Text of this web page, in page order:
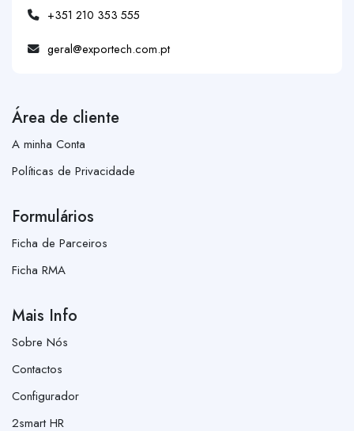
+351 210 353 555
geral@exportech.com.pt
Área de cliente
A minha Conta
Políticas de Privacidade
Formulários
Ficha de Parceiros
Ficha RMA
Mais Info
Sobre Nós
Contactos
Configurador
2smart HR